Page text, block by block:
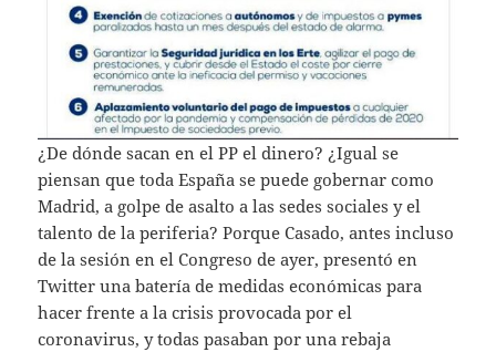
¿De dónde sacan en el PP el dinero? ¿Igual se
piensan que toda España se puede gobernar como
Madrid, a golpe de asalto a las sedes sociales y el
talento de la periferia? Porque Casado, antes incluso
de la sesión en el Congreso de ayer, presentó en
Twitter una batería de medidas económicas para
hacer frente a la crisis provocada por el
coronavirus, y todas pasaban por una rebaja